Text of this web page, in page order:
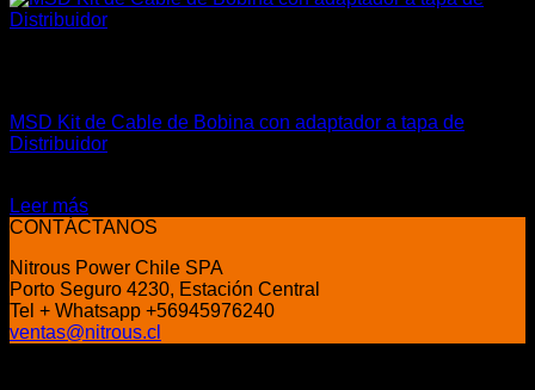
MSD Kit de Cable de Bobina con adaptador a tapa de
Distribuidor
precio
original
$30.000.
actual
$27.500.
Leer más
CONTÁCTANOS
Nitrous Power Chile SPA
Porto Seguro 4230, Estación Central
Tel + Whatsapp +56945976240
ventas@nitrous.cl